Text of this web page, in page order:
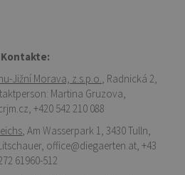
Kontakte:
Jižní Morava, z.s.p.o., Radnická 2,
Martina Gruzova,
+420 542 210 088
, Am Wasserpark 1, 3430 Tulln,
office@diegaerten.at, +43
61960-512